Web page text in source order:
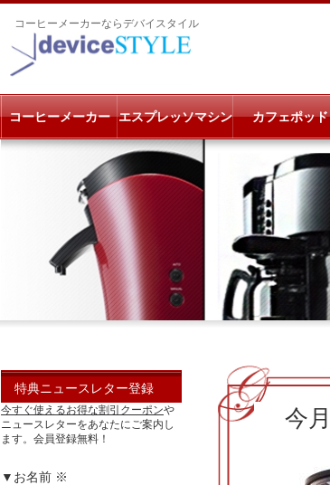
コーヒーメーカーならデバイスタイル
今
特典ニュースレター登録
今すぐ使えるお得な割引クーポンや
ニュースレターをあなたにご案内し
ます。会員登録無料！
▼お名前 ※
コーヒーメーカー エスプレッソマシン カフェポッド